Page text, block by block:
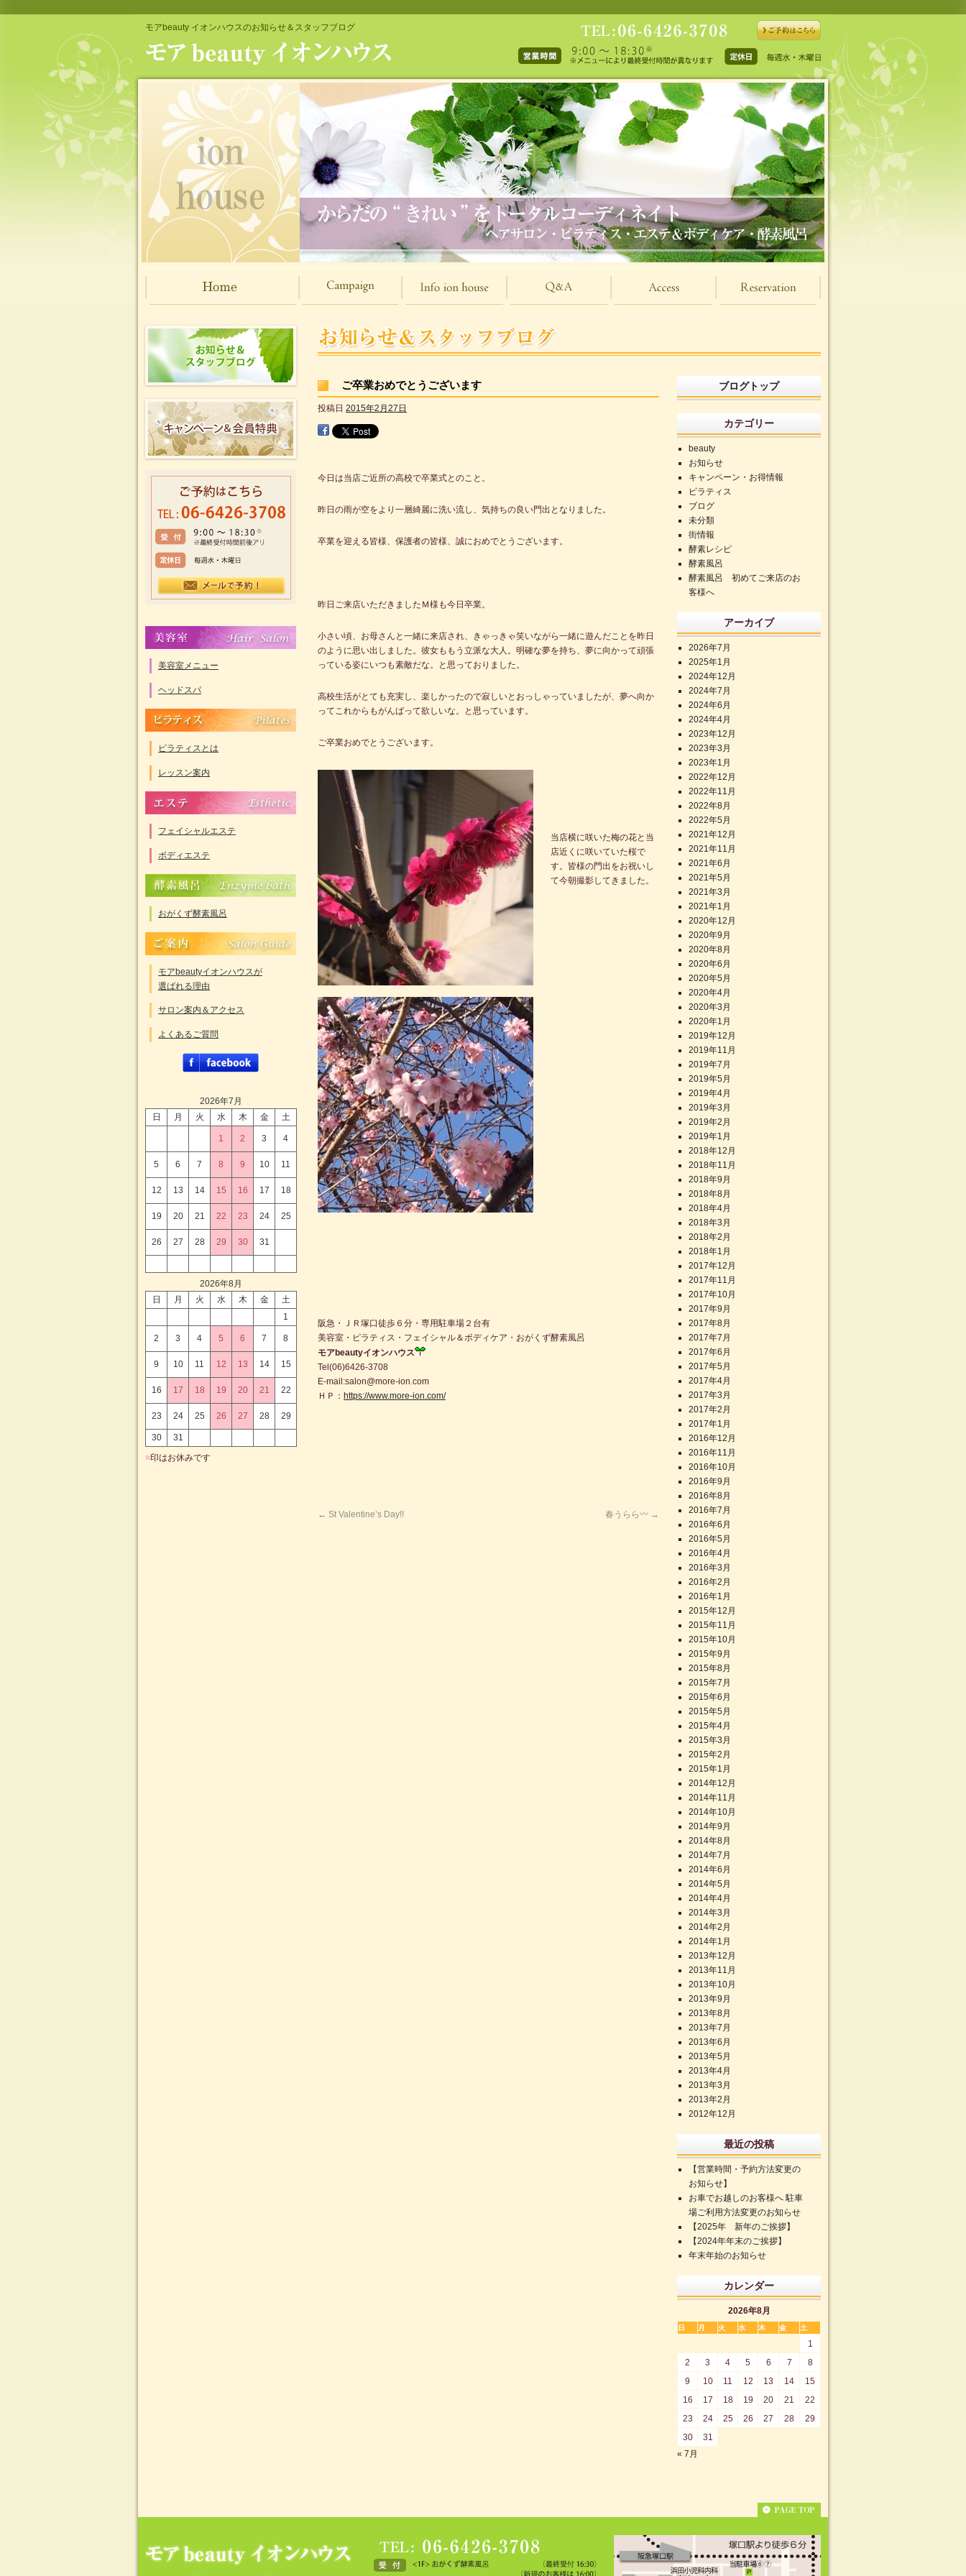
モアbeauty イオンハウスのお知らせ＆スタッフブログ
美容室メニュー
ヘッドスパ
ピラティスとは
レッスン案内
フェイシャルエステ
ボディエステ
おがくず酵素風呂
モアbeautyイオンハウスが
選ばれる理由
サロン案内＆アクセス
よくあるご質問
ご卒業おめでとうございます
投稿日 2015年2月27日
今日は当店ご近所の高校で卒業式とのこと。
昨日の雨が空をより一層綺麗に洗い流し、気持ちの良い門出となりました。
卒業を迎える皆様、保護者の皆様、誠におめでとうございます。
昨日ご来店いただきましたＭ様も今日卒業。
小さい頃、お母さんと一緒に来店され、きゃっきゃ笑いながら一緒に遊んだことを昨日
のように思い出しました。彼女ももう立派な大人。明確な夢を持ち、夢に向かって頑張
っている姿にいつも素敵だな。と思っておりました。
高校生活がとても充実し、楽しかったので寂しいとおっしゃっていましたが、夢へ向か
ってこれからもがんばって欲しいな。と思っています。
ご卒業おめでとうございます。
当店横に咲いた梅の花と当
店近くに咲いていた桜で
す。皆様の門出をお祝いし
て今朝撮影してきました。
阪急・ＪＲ塚口徒歩６分・専用駐車場２台有
美容室・ピラティス・フェイシャル＆ボディケア・おがくず酵素風呂
モアbeautyイオンハウス
Tel(06)6426-3708
E-mail:salon@more-ion.com
ＨＰ： https://www.more-ion.com/
← St Valentine’s Day!! 春うらら〰 →
ブログトップ
カテゴリー
beauty
お知らせ
キャンペーン・お得情報
ピラティス
ブログ
未分類
街情報
酵素レシピ
酵素風呂
酵素風呂 初めてご来店のお
客様へ
アーカイブ
2026年7月
2025年1月
2024年12月
2024年7月
2024年6月
2024年4月
2023年12月
2023年3月
2023年1月
2022年12月
2022年11月
2022年8月
2022年5月
2021年12月
2021年11月
2021年6月
2021年5月
2021年3月
2021年1月
2020年12月
2020年9月
2020年8月
2020年6月
2020年5月
2020年4月
2020年3月
2020年1月
2019年12月
2019年11月
2019年7月
2019年5月
2019年4月
2019年3月
2019年2月
2019年1月
2018年12月
2018年11月
2018年9月
2018年8月
2018年4月
2018年3月
2018年2月
2018年1月
2017年12月
2017年11月
2017年10月
2017年9月
2017年8月
2017年7月
2017年6月
2017年5月
2017年4月
2017年3月
2017年2月
2017年1月
2016年12月
2016年11月
2016年10月
2016年9月
2016年8月
2016年7月
2016年6月
2016年5月
2016年4月
2016年3月
2016年2月
2016年1月
2015年12月
2015年11月
2015年10月
2015年9月
2015年8月
2015年7月
2015年6月
2015年5月
2015年4月
2015年3月
2015年2月
2015年1月
2014年12月
2014年11月
2014年10月
2014年9月
2014年8月
2014年7月
2014年6月
2014年5月
2014年4月
2014年3月
2014年2月
2014年1月
2013年12月
2013年11月
2013年10月
2013年9月
2013年8月
2013年7月
2013年6月
2013年5月
2013年4月
2013年3月
2013年2月
2012年12月
最近の投稿
【営業時間・予約方法変更の
お知らせ】
お車でお越しのお客様へ 駐車
場ご利用方法変更のお知らせ
【2025年 新年のご挨拶】
【2024年年末のご挨拶】
年末年始のお知らせ
カレンダー
2026年8月
日 月 火 水 木 金 土
« 7月
1
2
3 4 5 6 7
8
9
10 11 12 13 14
15
16
17 18 19 20 21
22
23
24 25 26 27 28
29
30
31